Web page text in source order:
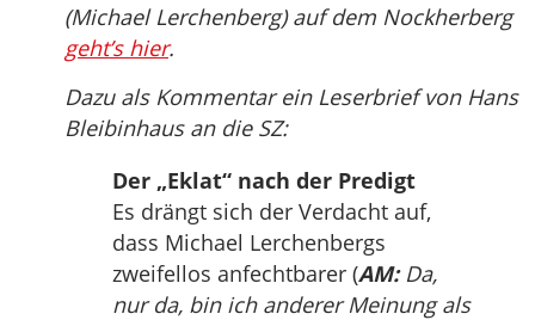
(Michael Lerchenberg) auf dem Nockherberg
geht’s hier.
Dazu als Kommentar ein Leserbrief von Hans
Bleibinhaus an die SZ:
Der „Eklat“ nach der Predigt
Es drängt sich der Verdacht auf,
dass Michael Lerchenbergs
zweifellos anfechtbarer (AM:Da,
nur da, bin ich anderer Meinung als